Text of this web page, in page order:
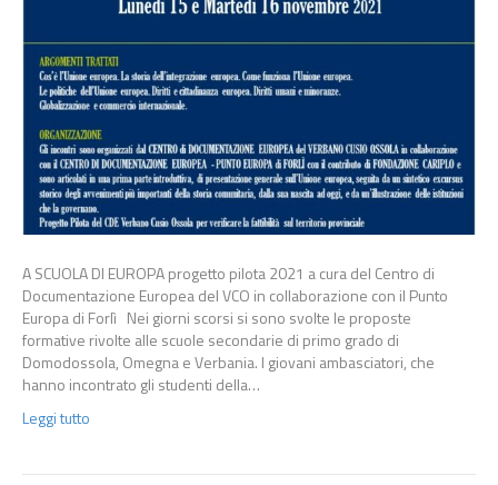
A SCUOLA DI EUROPA progetto pilota 2021 a cura del Centro di
Documentazione Europea del VCO in collaborazione con il Punto
Europa di Forlì Nei giorni scorsi si sono svolte le proposte
formative rivolte alle scuole secondarie di primo grado di
Domodossola, Omegna e Verbania. I giovani ambasciatori, che
hanno incontrato gli studenti della…
Leggi tutto